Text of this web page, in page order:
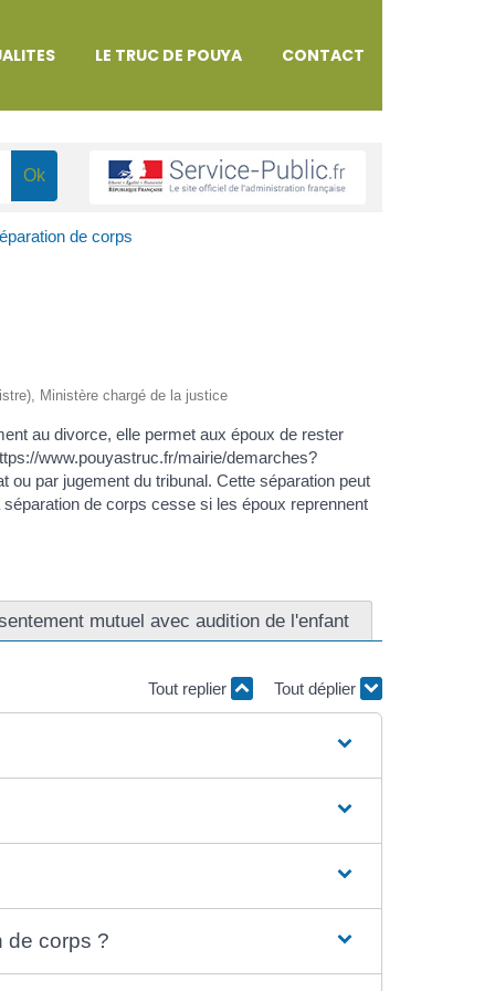
LE TRUC DE POUYA CONTACT
de corps
Ministère chargé de la justice
au divorce, elle permet aux époux de rester
www.pouyastruc.fr/mairie/demarches?
par jugement du tribunal. Cette séparation peut
de corps cesse si les époux reprennent
mutuel avec audition de l'enfant
Tout replier Tout déplier
de corps ?